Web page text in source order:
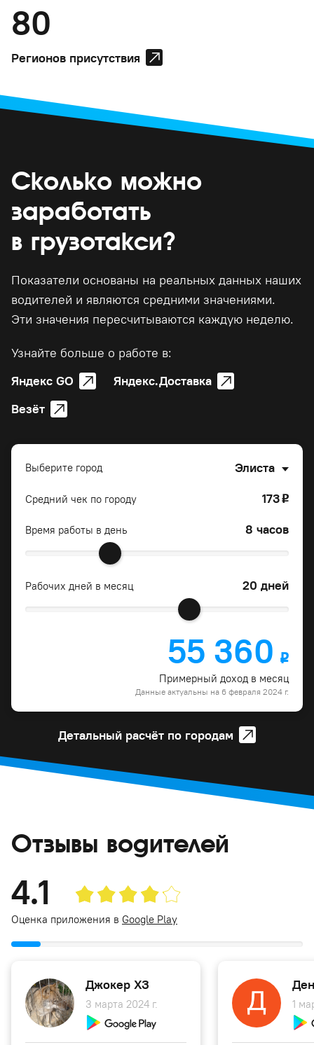
80
Регионов присутствия
Сколько можно
заработать
в грузотакси?
Показатели основаны на реальных данных наших
водителей и являются средними значениями.
Эти значения пересчитываются каждую неделю.
Узнайте больше о работе в:
Яндекс GO
Яндекс.Доставка
Везёт
Выберите город Элиста
Средний чек по городу 173 o
Время работы в день 8 часов
Рабочих дней в месяц 20 дней
Примерный доход в месяц
55 360 o
Данные актуальны на 6 февраля 2024 г.
Детальный расчёт по городам
Отзывы водителей
4.1
Оценка приложения в Google Play
Джокер ХЗ
3 марта 2024 г. 1